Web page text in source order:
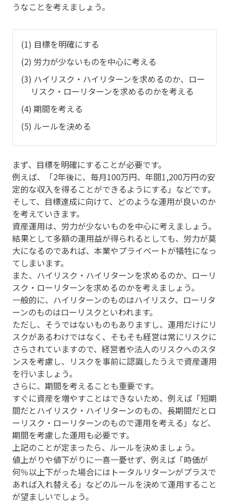
うなことを考えましょう。
(1) 目標を明確にする
(2) 労力が少ないものを中心に考える
(3) ハイリスク・ハイリターンを求めるのか、ロー
リスク・ローリターンを求めるのかを考える
(4) 期間を考える
(5) ルールを決める
まず、目標を明確にすることが必要です。
例えば、「2年後に、毎月100万円、年間1,200万円の安
定的な収入を得ることができるようにする」などです。
そして、目標達成に向けて、どのような運用が良いのか
を考えていきます。
資産運用は、労力が少ないものを中心に考えましょう。
結果として多額の運用益が得られるとしても、労力が莫
大になるのであれば、本業やプライベートが犠牲になっ
てしまいます。
また、ハイリスク・ハイリターンを求めるのか、ローリ
スク・ローリターンを求めるのかを考えましょう。
一般的に、ハイリターンのものはハイリスク、ローリタ
ーンのものはローリスクといわれます。
ただし、そうではないものもありますし、運用だけにリ
スクがあるわけではなく、そもそも経営は常にリスクに
さらされていますので、経営者や法人のリスクへのスタ
ンスを考慮し、リスクを事前に認識したうえで資産運用
を行いましょう。
さらに、期間を考えることも重要です。
すぐに資産を増やすことはできないため、例えば「短期
間だとハイリスク・ハイリターンのもの、長期間だとロ
ーリスク・ローリターンのもので運用を考える」など、
期間を考慮した運用も必要です。
上記のことが定まったら、ルールを決めましょう。
値上がりや値下がりに一喜一憂せず、例えば「時価が
何％以上下がった場合にはトータルリターンがプラスで
あれば入れ替える」などのルールを決めて運用すること
が望ましいでしょう。